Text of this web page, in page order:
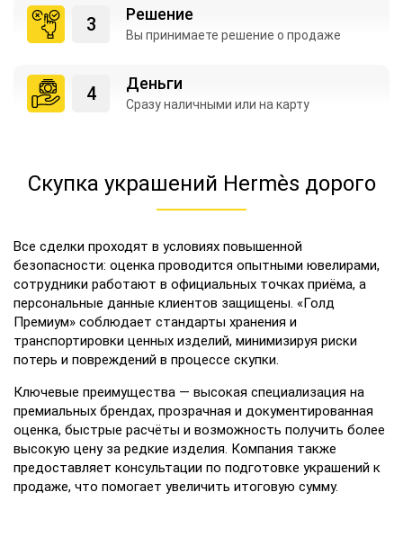
Решение
Вы принимаете решение о продаже
Деньги
Сразу наличными или на карту
Скупка украшений Hermès дорого
Все сделки проходят в условиях повышенной
безопасности: оценка проводится опытными ювелирами,
сотрудники работают в официальных точках приёма, а
персональные данные клиентов защищены. «Голд
Премиум» соблюдает стандарты хранения и
транспортировки ценных изделий, минимизируя риски
потерь и повреждений в процессе скупки.
Ключевые преимущества — высокая специализация на
премиальных брендах, прозрачная и документированная
оценка, быстрые расчёты и возможность получить более
высокую цену за редкие изделия. Компания также
предоставляет консультации по подготовке украшений к
продаже, что помогает увеличить итоговую сумму.